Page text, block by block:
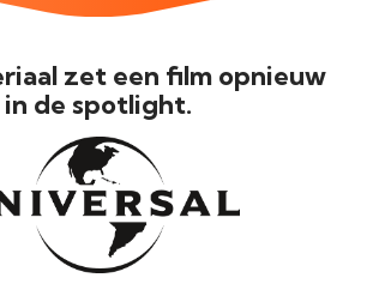
zet een film opnieuw
in de spotlight.